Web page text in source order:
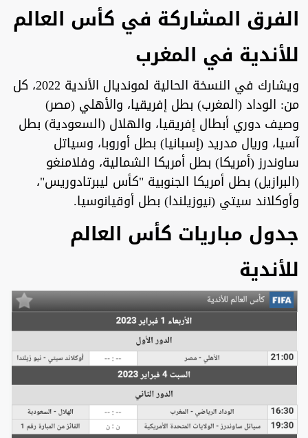
الفرق المشاركة في كأس العالم
للأندية في المغرب
ويشارك في النسخة الحالية لمونديال الأندية 2022، كل
من: الوداد (المغرب) بطل إفريقيا، والأهلي (مصر)
وصيف دوري أبطال إفريقيا، والهلال (السعودية) بطل
آسيا، وريال مدريد (إسبانيا) بطل أوروبا، وسياتل
ساوندرز (أمريكا) بطل أمريكا الشمالية، وفلامنغو
(البرازيل) بطل أمريكا الجنوبية "كأس ليبرتادوريس"،
وأوكلاند سيتي (نيوزيلندا) بطل أوقيانوسيا.
جدول مباريات كأس العالم
للأندية